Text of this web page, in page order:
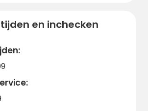
kunnen op
Daarnaast biedt de
met uw dierbaren en uw
ervaringen kunt delen. Bereid
onvergetelijke
op Morsø Camping en
nog je verblijf!
en inchecken